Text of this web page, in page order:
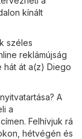
kínált
széles
reklámújság
hát át a(z) Diego
A
a
címen. Felhívjuk rá
hétvégén és